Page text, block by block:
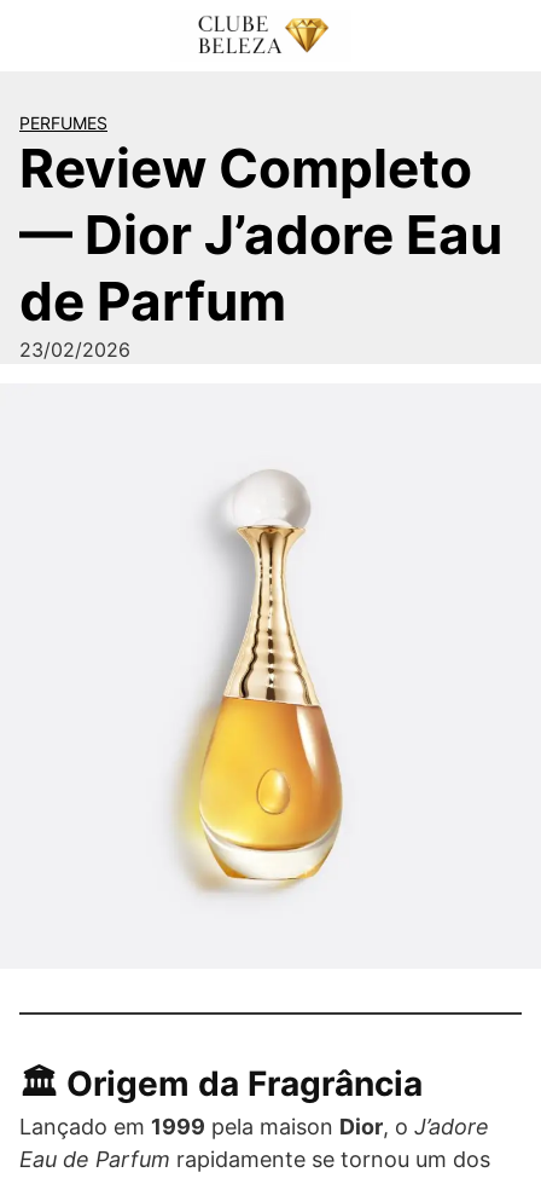
PERFUMES
Review Completo
— Dior J’adore Eau
de Parfum
23/02/2026
🏛️ Origem da Fragrância
Lançado em 1999 pela maison Dior, o J’adore
Eau de Parfum rapidamente se tornou um dos